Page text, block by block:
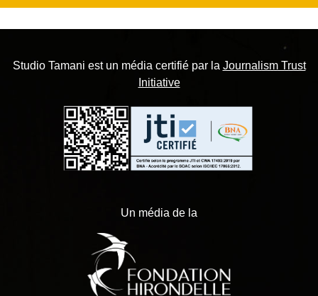
Studio Tamani est un média certifié par la Journalism Trust
Initiative
Un média de la